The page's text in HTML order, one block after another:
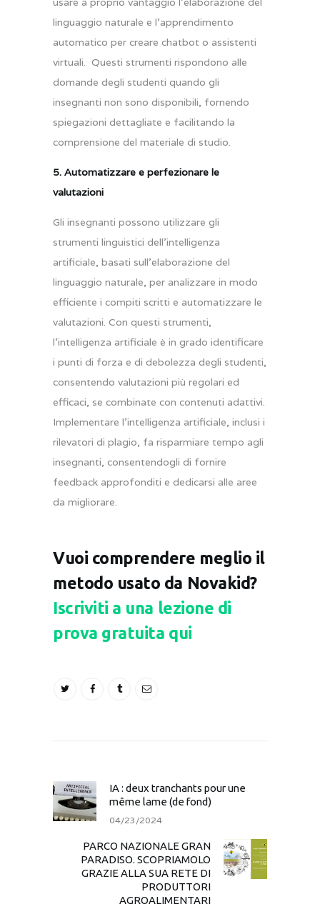
linguaggio naturale e l’apprendimento
automatico per creare chatbot o assistenti
virtuali. ​ Questi strumenti rispondono alle
domande degli studenti quando gli
insegnanti non sono disponibili, fornendo
spiegazioni dettagliate e facilitando la
comprensione del materiale di studio.
5. Automatizzare e perfezionare le
valutazioni
Gli insegnanti possono utilizzare gli
strumenti linguistici dell’intelligenza
artificiale, basati sull’elaborazione del
linguaggio naturale, per analizzare in modo
efficiente i compiti scritti e automatizzare le
valutazioni. Con questi strumenti,
l’intelligenza artificiale è in grado identificare
i punti di forza e di debolezza degli studenti,
consentendo valutazioni più regolari ed
efficaci, se combinate con contenuti adattivi.
Implementare l’intelligenza artificiale, inclusi i
rilevatori di plagio, fa risparmiare tempo agli
insegnanti, consentendogli di fornire
feedback approfonditi e dedicarsi alle aree
da migliorare.
Vuoi comprendere meglio il
metodo usato da Novakid?
Iscriviti a una lezione di
prova gratuita qui
IA : deux tranchants pour une
même lame (de fond)
04/23/2024
PARCO NAZIONALE GRAN
PARADISO. SCOPRIAMOLO
GRAZIE ALLA SUA RETE DI
PRODUTTORI
AGROALIMENTARI